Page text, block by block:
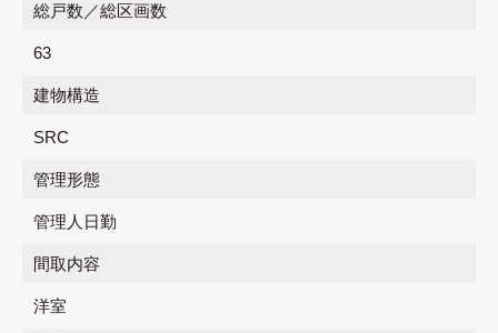
総戸数／総区画数
63
建物構造
SRC
管理形態
管理人日勤
間取内容
洋室